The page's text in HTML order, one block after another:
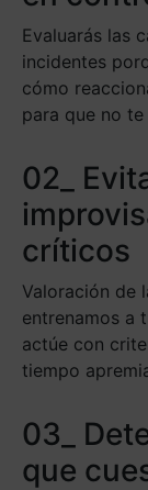
Evaluarás las
incidentes
cómo
para que no
02_
críticos
Valoración de
entrenamos a
actúe con
tiempo
03_
que